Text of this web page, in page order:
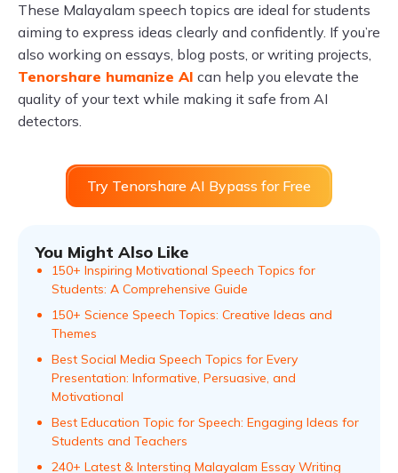
These Malayalam speech topics are ideal for students
aiming to express ideas clearly and confidently. If you’re
also working on essays, blog posts, or writing projects,
Tenorshare humanize AI can help you elevate the
quality of your text while making it safe from AI
detectors.
Try Tenorshare AI Bypass for Free
You Might Also Like
150+ Inspiring Motivational Speech Topics for
Students: A Comprehensive Guide
150+ Science Speech Topics: Creative Ideas and
Themes
Best Social Media Speech Topics for Every
Presentation: Informative, Persuasive, and
Motivational
Best Education Topic for Speech: Engaging Ideas for
Students and Teachers
240+ Latest & Intersting Malayalam Essay Writing